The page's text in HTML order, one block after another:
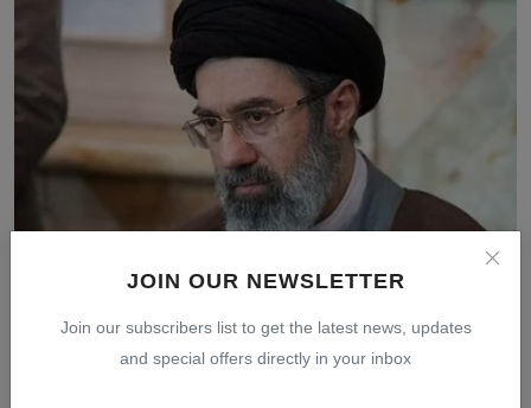
JOIN OUR NEWSLETTER
Join our subscribers list to get the latest news, updates
and special offers directly in your inbox
karen...
8